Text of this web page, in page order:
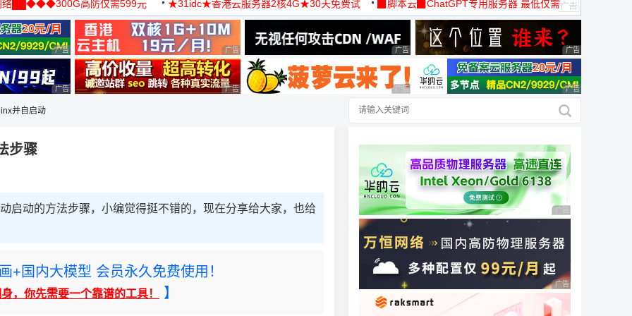
络██◆◆◆300G高防仅需599元
★31idc★香港云服务器2核4G★30天免费试
用◆
▉脚本云▉ChatGPT专用服务器 最低仅需
19元/月
广告 商业广告，理性选择 广告 商业广告，理性选择 广告 商业广告，理性选择 广告 商业广告，理
广告 商业广告，理性选择 广告 商业广告，理性选择 广告 商业广告，理性选择 广告 商业广告，理
并自启动
步骤
启动的方法步骤，小编觉得挺不错的，现在分享给大家，也给
+国内大模型 会员永久免费使用！
，你先需要一个靠谱的工具！ 】
广告 商业广告，理性
广告 商业广告，理性